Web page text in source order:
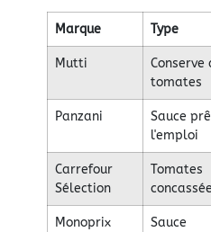
Marque Type
Mutti
Conserve
tomates
Panzani
Sauce
l'emploi
Carrefour
Sélection
Tomates
Monoprix
Sauce